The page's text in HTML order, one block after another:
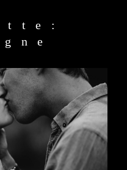
JOURNAL
A PROPOS
CONTACT